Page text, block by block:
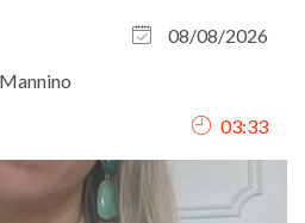
08/08/2026
03:33